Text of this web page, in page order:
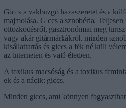
Giccs a vakbuzgó hazaszeretet és a
majmolása. Giccs a sznobéria.
öltözködésről, gasztronómiai meg
vagy akár gitármárkákról, minden
kisállattartás és giccs a fék nélküli
az interneten és való életben.
A toxikus macsóság és a toxikus
ek és a nácik: giccs.
Minden giccs, ami könnyen